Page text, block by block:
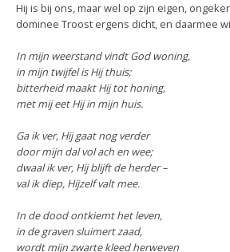
Hij is bij ons, maar wel op zijn eigen,
dominee Troost ergens dicht, en daarmee
In mijn weerstand vindt God woning,
in mijn twijfel is Hij thuis;
bitterheid maakt Hij tot honing,
met mij eet Hij in mijn huis.
Ga ik ver, Hij gaat nog verder
door mijn dal vol ach en wee;
dwaal ik ver, Hij blijft de herder –
val ik diep, Hijzelf valt mee.
In de dood ontkiemt het leven,
in de graven sluimert zaad,
wordt mijn zwarte kleed herweven